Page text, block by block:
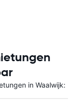
in Waalwijk: